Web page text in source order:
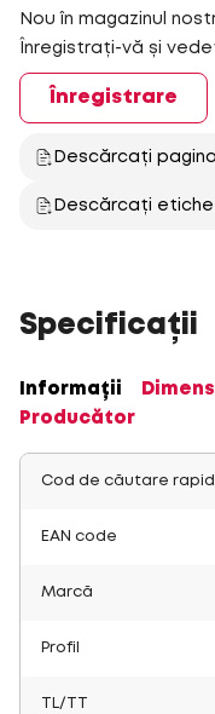
Nou în magazinul
Înregistrați-vă și
Înregistrare
Descărcați
Descărcați
Specificații
Informații
Producător
Cod de căutare
EAN code
Marcă
Profil
TL/TT